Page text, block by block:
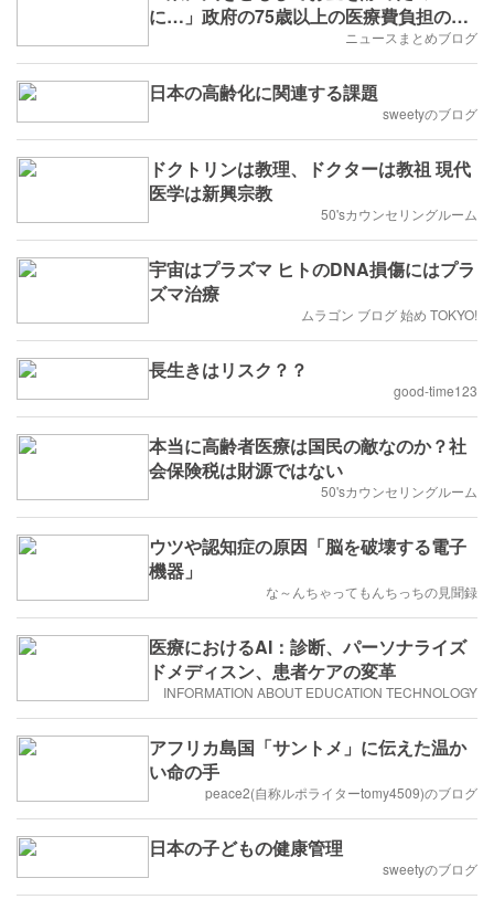
に…」政府の75歳以上の医療費負担の拡
大検討に高齢者からは悲鳴ニュースまとめブログ
日本の高齢化に関連する課題
sweetyのブログ
ドクトリンは教理、ドクターは教祖 現代
医学は新興宗教
50'sカウンセリングルーム
宇宙はプラズマ ヒトのDNA損傷にはプラ
ズマ治療
ムラゴン ブログ 始め TOKYO!
長生きはリスク？？
good-time123
本当に高齢者医療は国民の敵なのか？社
会保険税は財源ではない
50'sカウンセリングルーム
ウツや認知症の原因「脳を破壊する電子
機器」
な～んちゃってもんちっちの見聞録
医療におけるAI：診断、パーソナライズ
ドメディスン、患者ケアの変革
INFORMATION ABOUT EDUCATION TECHNOLOGY
アフリカ島国「サントメ」に伝えた温か
い命の手
peace2(自称ルポライターtomy4509)のブログ
日本の子どもの健康管理
sweetyのブログ